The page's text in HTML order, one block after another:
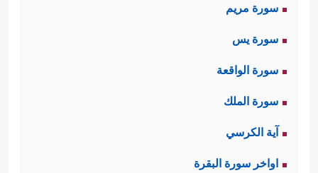
سورة مريم
سورة يس
سورة الواقعة
سورة الملك
آية الكرسي
اواخر سورة البقرة